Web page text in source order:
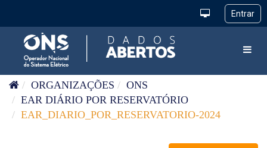
ORGANIZAÇÕES
ONS
EAR DIÁRIO POR RESERVATÓRIO
EAR_DIARIO_POR_RESERVATORIO-2024